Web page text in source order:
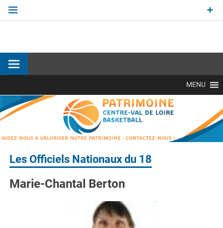
Aller
de Loire de BasketBall
MENU
Les Officiels Nationaux du 18
Marie-Chantal Berton